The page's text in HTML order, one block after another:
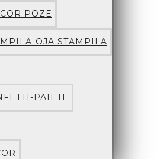
POZE
OJA STAMPILA
PAIETE